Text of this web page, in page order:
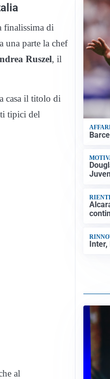
finalissima di
una parte la chef
Ruszel, il
casa il titolo di
tipici del
al
Inter,